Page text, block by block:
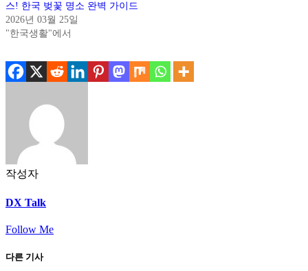
스! 한국 벚꽃 명소 완벽 가이드
2026년 03월 25일
"한국생활"에서
작성자
DX Talk
Follow Me
다른 기사